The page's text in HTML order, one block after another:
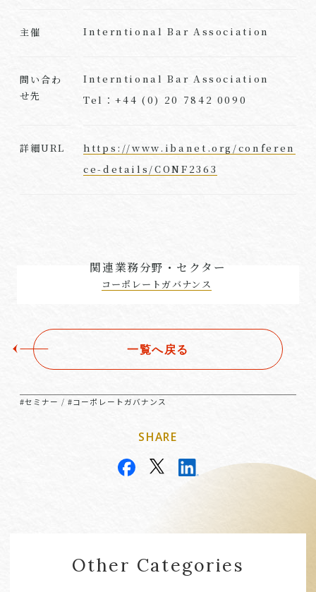
主催 Interntional Bar Association
問い合わ
せ先
Interntional Bar Association
Tel：+44 (0) 20 7842 0090
詳細URL
https://www.ibanet.org/conferen
ce-details/CONF2363
関連業務分野・セクター
コーポレートガバナンス
一覧へ戻る
#セミナー /#コーポレートガバナンス
SHARE
Other Categories